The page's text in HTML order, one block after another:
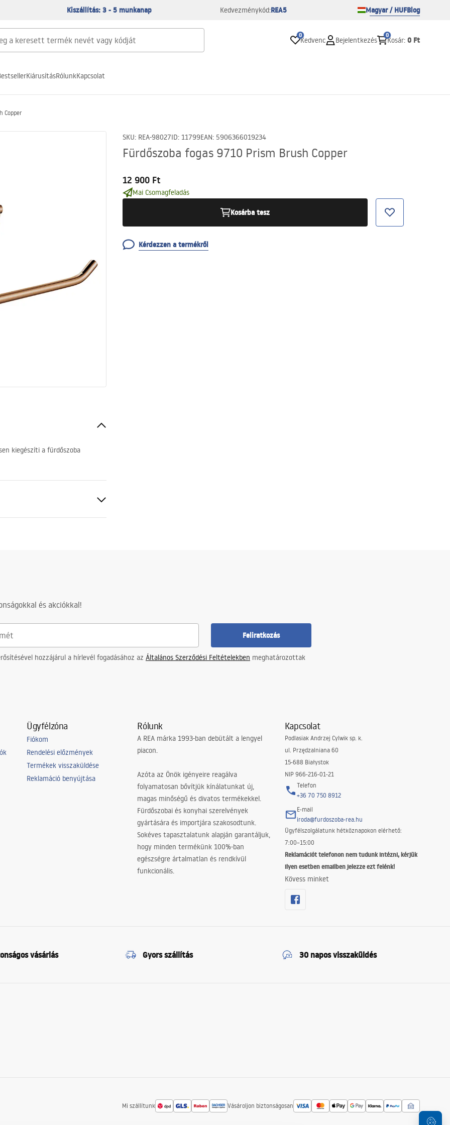
Kiszállítás: 3 - 5 munkanap Kedvezménykód:REA5 Magyar / HUFBlog
0
Kedvenc Bejelentkezés
0
Kosár: 0 Ft
KiárusításRólunkKapcsolat
Copper
SKU: REA-98027ID: 11799EAN: 5906366019234
Fürdőszoba fogas 9710 Prism Brush Copper
12 900 Ft
Mai Csomagfeladás
Kosárba tesz
Kérdezzen a termékről
kiegészíti a fürdőszoba
és akciókkal!
Feliratkozás
hozzájárul a hírlevél fogadásához az Általános Szerződési Feltételekben meghatározottak
Ügyfélzóna
Fiókom
Rendelési előzmények
Termékek visszaküldése
Reklamáció benyújtása
Rólunk
A REA márka 1993-ban debütált a lengyel
piacon.
Azóta az Önök igényeire reagálva
folyamatosan bővítjük kínálatunkat új,
magas minőségű és divatos termékekkel.
Fürdőszobai és konyhai szerelvények
gyártására és importjára szakosodtunk.
Sokéves tapasztalatunk alapján garantáljuk,
hogy minden termékünk 100%-ban
egészségre ártalmatlan és rendkívül
funkcionális.
Kapcsolat
Podlasiak Andrzej Cylwik sp. k.
ul. Przędzalniana 60
15-688 Białystok
NIP 966-216-01-21
Telefon
+36 70 750 8912
E-mail
iroda@furdoszoba-rea.hu
Ügyfélszolgálatunk hétköznapokon elérhető:
7:00–15:00
Reklamációt telefonon nem tudunk intézni, kérjük
ilyen esetben emailben jelezze ezt felénk!
Kövess minket
vásárlás Gyors szállítás 30 napos visszaküldés
Mi szállítunk Vásároljon biztonságosan